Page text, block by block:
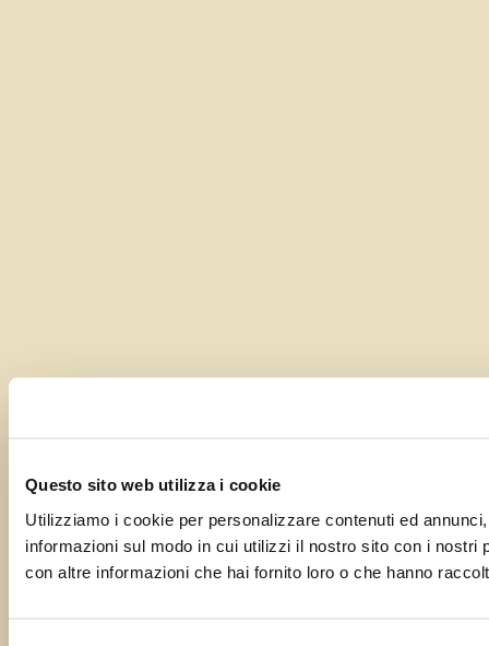
Questo sito web utilizza i cookie
Utilizziamo i cookie per personalizzare contenuti ed
informazioni sul modo in cui utilizzi il nostro sito con i nostri
con altre informazioni che hai fornito loro o che hanno